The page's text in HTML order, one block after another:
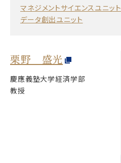
マネジメントサイエンスユニット
データ創出ユニット
栗野 盛光
慶應義塾大学経済学部
教授